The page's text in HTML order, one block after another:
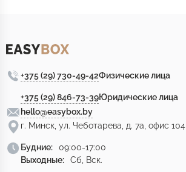
+375 (29) 730-49-42Физические лица
+375 (29) 846-73-39Юридические лица
hello@easybox.by
г. Минск, ул. Чеботарева, д. 7а, офис 104
Будние:
09:00-17:00
Выходные:
Сб, Вск.